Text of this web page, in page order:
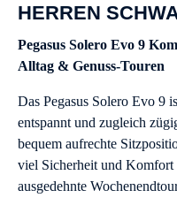
HERREN
Pegasus Solero Evo 9
Alltag & Genuss-Touren
Das Pegasus Solero Evo 9
entspannt und zugleich
bequem aufrechte
viel Sicherheit und Komfort
ausgedehnte